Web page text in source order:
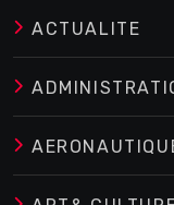
ACTUALITE